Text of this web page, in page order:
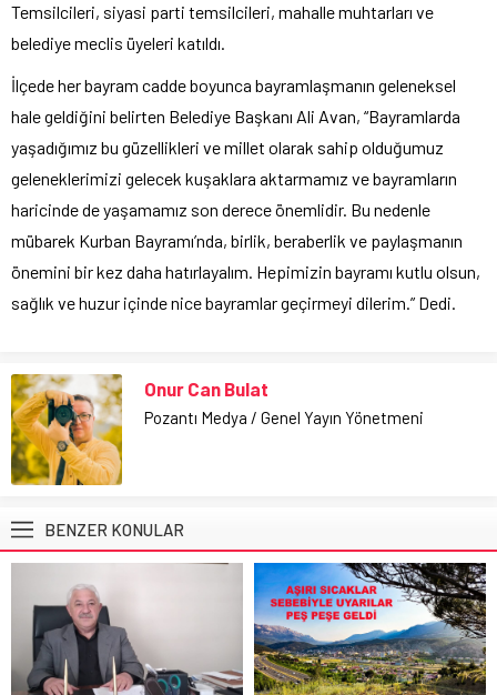
Temsilcileri, siyasi parti temsilcileri, mahalle muhtarları ve
belediye meclis üyeleri katıldı.
İlçede her bayram cadde boyunca bayramlaşmanın geleneksel
hale geldiğini belirten Belediye Başkanı Ali Avan, “Bayramlarda
yaşadığımız bu güzellikleri ve millet olarak sahip olduğumuz
geleneklerimizi gelecek kuşaklara aktarmamız ve bayramların
haricinde de yaşamamız son derece önemlidir. Bu nedenle
mübarek Kurban Bayramı’nda, birlik, beraberlik ve paylaşmanın
önemini bir kez daha hatırlayalım. Hepimizin bayramı kutlu olsun,
sağlık ve huzur içinde nice bayramlar geçirmeyi dilerim.” Dedi.
Onur Can Bulat
Pozantı Medya / Genel Yayın Yönetmeni
BENZER KONULAR